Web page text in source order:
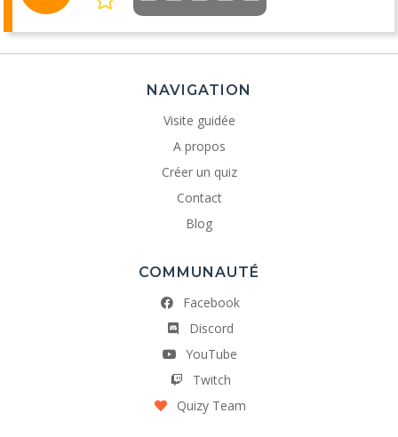
NAVIGATION
Visite guidée
A propos
Créer un quiz
Contact
Blog
COMMUNAUTÉ
Facebook
Discord
YouTube
Twitch
Quizy Team